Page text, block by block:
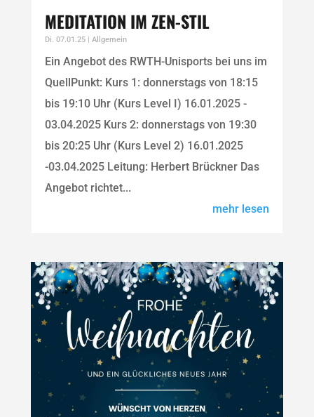
MEDITATION IM ZEN-STIL
Di. 07.01.25| Allgemein
Ein Angebot des RWTH-Unisports bei uns im
QuellPunkt: Kurs 1: donnerstags von 18:15
bis 19:10 Uhr (Kurs Level I) 16.01.2025 -
03.04.2025 Kurs 2: donnerstags von 19:30
bis 20:25 Uhr (Kurs Level 2) 16.01.2025
-03.04.2025 Leitung: Herbert Brückner Das
Angebot richtet...
mehr lesen